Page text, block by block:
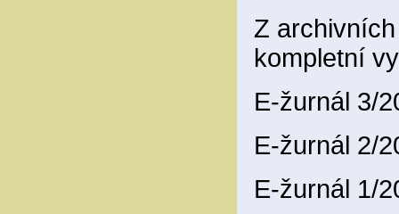
Z
kompletní
E-žurnál 3/
E-žurnál 2/
E-žurnál 1/